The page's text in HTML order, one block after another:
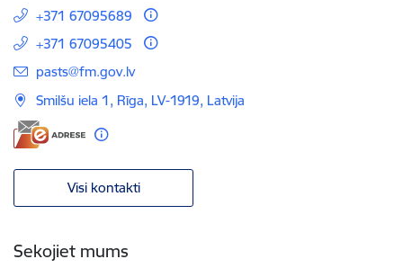
+371 67095689
+371 67095405
E-pasts:
pasts@fm.gov.lv
Smilšu iela 1, Rīga, LV-1919, Latvija
Visi kontakti
Sekojiet mums